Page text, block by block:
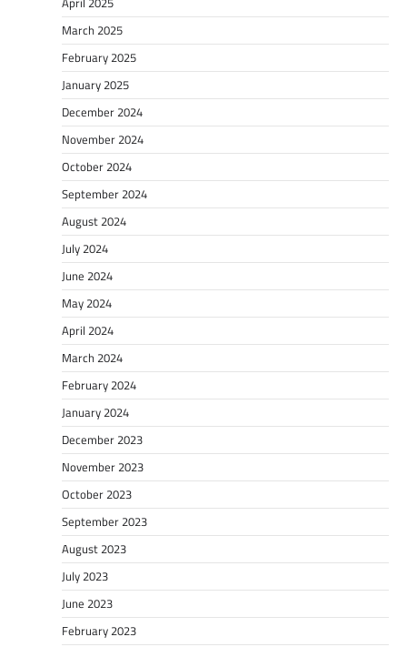
March 2025
February 2025
January 2025
December 2024
November 2024
October 2024
September 2024
August 2024
July 2024
June 2024
May 2024
April 2024
March 2024
February 2024
January 2024
December 2023
November 2023
October 2023
September 2023
August 2023
July 2023
June 2023
February 2023